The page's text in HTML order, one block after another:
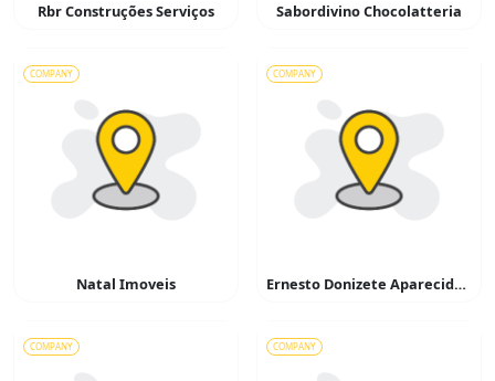
Rbr Construções Serviços Sabordivino Chocolatteria
COMPANY
Natal Imoveis
COMPANY
Ernesto Donizete Aparecido Simões – Serralheiro
COMPANY COMPANY